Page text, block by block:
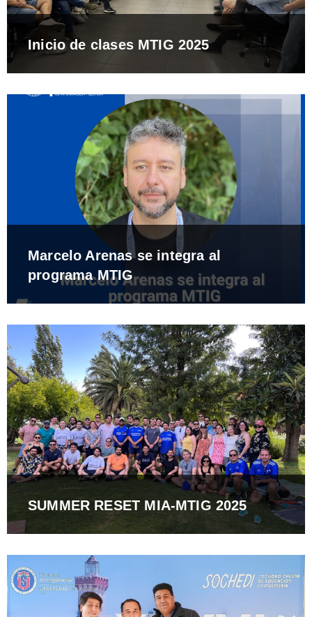
Inicio de clases MTIG 2025
Marcelo Arenas se integra al
programa MTIG
SUMMER RESET MIA-MTIG 2025